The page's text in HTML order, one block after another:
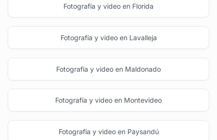
Fotografía y video en Florida
Fotografía y video en Lavalleja
Fotografía y video en Maldonado
Fotografía y video en Montevideo
Fotografía y video en Paysandú